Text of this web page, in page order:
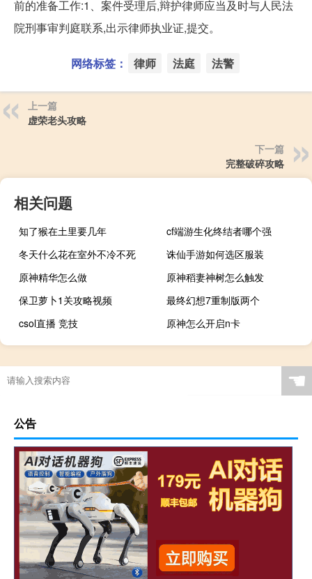
前的准备工作:1、案件受理后,辩护律师应当及时与人民法
院刑事审判庭联系,出示律师执业证,提交。
网络标签： 律师 法庭 法警
上一篇
虚荣老头攻略
下一篇
完整破碎攻略
相关问题
知了猴在土里要几年
cf端游生化终结者哪个强
冬天什么花在室外不冷不死
诛仙手游如何选区服装
原神精华怎么做
原神稻妻神树怎么触发
保卫萝卜1关攻略视频
最终幻想7重制版两个
csol直播 竞技
原神怎么开启n卡
☚
公告